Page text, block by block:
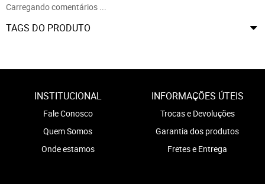
Carregando comentários ...
TAGS DO PRODUTO
INSTITUCIONAL
Fale Conosco
Quem Somos
Onde estamos
INFORMAÇÕES ÚTEIS
Trocas e Devoluções
Garantia dos produtos
Fretes e Entrega